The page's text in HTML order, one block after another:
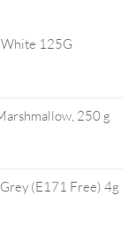
125G
250 g
(E171 Free) 4g